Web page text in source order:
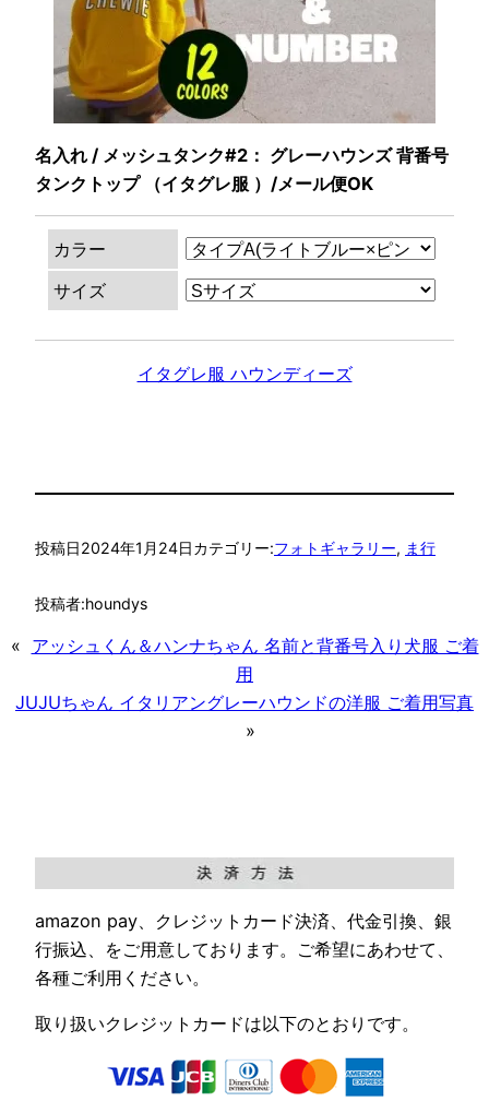
名入れ / メッシュタンク#2： グレーハウンズ 背番号
タンクトップ （イタグレ服 ）/メール便OK
カラー
サイズ
イタグレ服 ハウンディーズ
投稿日2024年1月24日カテゴリー:フォトギャラリー, ま行
投稿者:houndys
« アッシュくん＆ハンナちゃん 名前と背番号入り犬服 ご着
用
JUJUちゃん イタリアングレーハウンドの洋服 ご着用写真
»
amazon pay、クレジットカード決済、代金引換、銀
行振込、をご用意しております。ご希望にあわせて、
各種ご利用ください。
取り扱いクレジットカードは以下のとおりです。